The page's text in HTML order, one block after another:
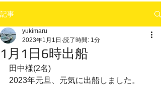
記事
1月1日6時出船
yukimaru
2023年1月1日 読了時間: 1分
田中様(2名)
2023年元旦、元気に出船しました。